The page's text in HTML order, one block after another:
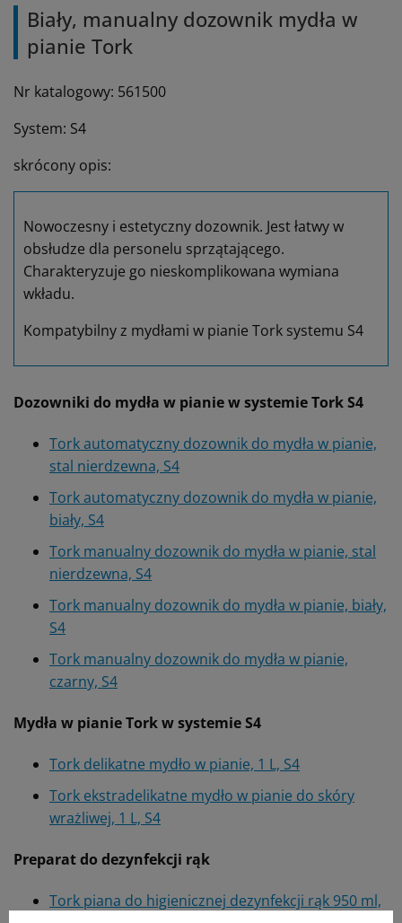
Biały, manualny dozownik mydła w
pianie Tork
Nr katalogowy: 561500
System: S4
skrócony opis:
Nowoczesny i estetyczny dozownik. Jest łatwy w
obsłudze dla personelu sprzątającego.
Charakteryzuje go nieskomplikowana wymiana
wkładu.
Kompatybilny z mydłami w pianie Tork systemu S4
Dozowniki do mydła w pianie w systemie Tork S4
Tork automatyczny dozownik do mydła w pianie,
stal nierdzewna, S4
Tork automatyczny dozownik do mydła w pianie,
biały, S4
Tork manualny dozownik do mydła w pianie, stal
nierdzewna, S4
Tork manualny dozownik do mydła w pianie, biały,
S4
Tork manualny dozownik do mydła w pianie,
czarny, S4
Mydła w pianie Tork w systemie S4
Tork delikatne mydło w pianie, 1 L, S4
Tork ekstradelikatne mydło w pianie do skóry
wrażliwej, 1 L, S4
Preparat do dezynfekcji rąk
Tork piana do higienicznej dezynfekcji rąk 950 ml,